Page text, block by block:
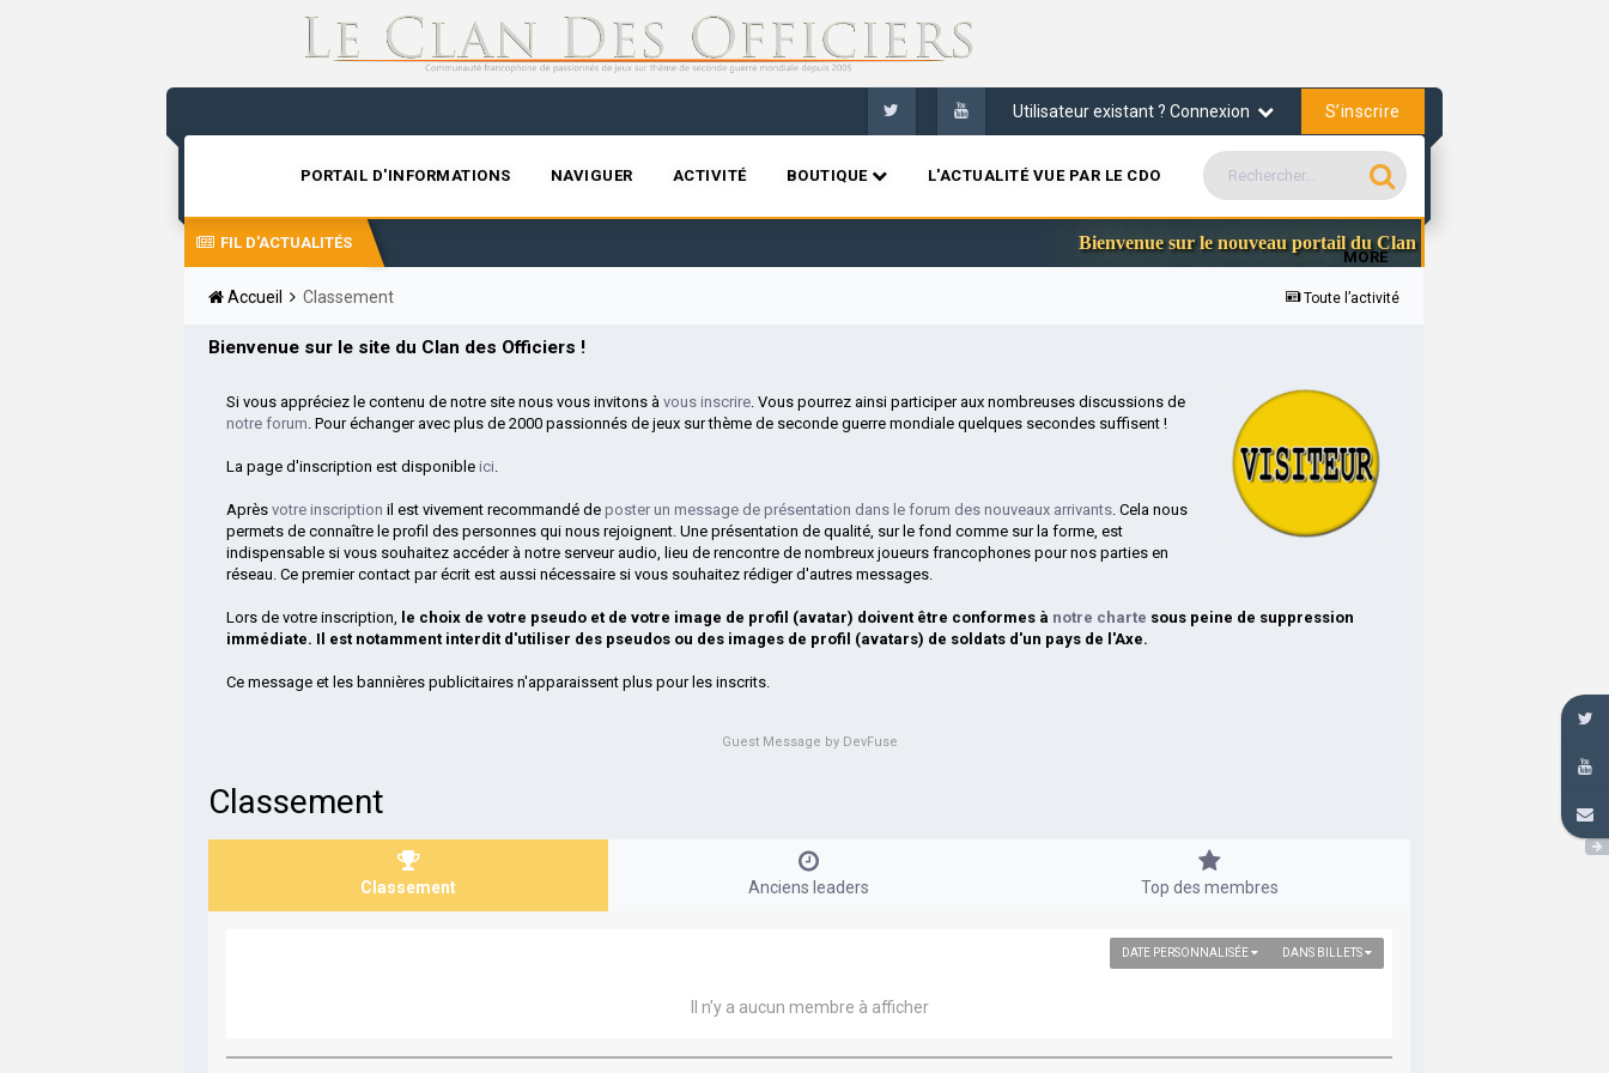
Utilisateur existant ? Connexion S’inscrire
PORTAIL D'INFORMATIONS NAVIGUER ACTIVITÉ BOUTIQUE L'ACTUALITÉ VUE PAR LE CDO
MORE
FIL D'ACTUALITÉS Bienvenue sur le nouveau portail du Clan des Officiers
Toute l’activité
Accueil Classement
Bienvenue sur le site du Clan des Officiers !
Si vous appréciez le contenu de notre site nous vous invitons àvous inscrire . Vous pourrez ainsi participer aux nombreuses discussions de
notre forum . Pour échanger avec plus de 2000 passionnés de jeux sur thème de seconde guerre mondiale quelques secondes suffisent !
La page d'inscription est disponible ici
Aprèsvotre inscription il est vivement recommandé de poster un message de présentation dans le forum des nouveaux arrivants . Cela nous
permets de connaître le profil des personnes qui nous rejoignent. Une présentation de qualité, sur le fond comme sur la forme, est
indispensable si vous souhaitez accéder à notre serveur audio, lieu de rencontre de nombreux joueurs francophones pour nos parties en
réseau. Ce premier contact par écrit est aussi nécessaire si vous souhaitez rédiger d'autres messages.
Lors de votre inscription, le choix de votre pseudo et de votre image de profil (avatar) doivent être conformes à notre charte sous peine de suppression
immédiate. Il est notamment interdit d'utiliser des pseudos ou des images de profil (avatars) de soldats d'un pays de l'Axe.
Ce message et les bannières publicitaires n'apparaissent plus pour les inscrits.
Guest Message by DevFuse
Classement
Classement Anciens leaders Top des membres
DANS BILLETS
DATE PERSONNALISÉE
Il n’y a aucun membre à afficher